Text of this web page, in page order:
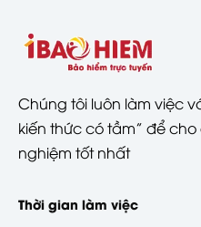
Chúng tôi luôn làm việc
kiến thức có tầm” để
nghiệm tốt nhất
Thời gian làm việc